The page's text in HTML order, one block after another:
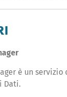
è un
Dati.